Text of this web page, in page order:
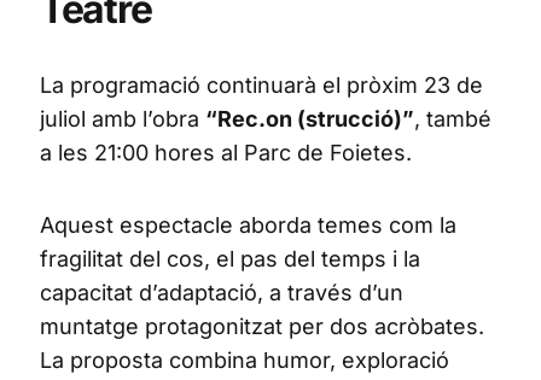
Teatre
La programació continuarà el pròxim 23 de
juliol amb l’obra “Rec.on (strucció)”, també
a les 21:00 hores al Parc de Foietes.
Aquest espectacle aborda temes com la
fragilitat del cos, el pas del temps i la
capacitat d’adaptació, a través d’un
muntatge protagonitzat per dos acròbates.
La proposta combina humor, exploració